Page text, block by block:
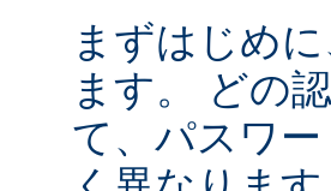
まずはじめ
ます。 どの
て、パスワ